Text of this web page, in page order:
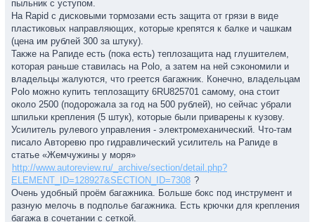
пыльник с уступом.
На Rapid с дисковыми тормозами есть защита от грязи в виде
пластиковых направляющих, которые крепятся к балке и чашкам
(цена им рублей 300 за штуку).
Также на Рапиде есть (пока есть) теплозащита над глушителем,
которая раньше ставилась на Polo, а затем на ней сэкономили и
владельцы жалуются, что греется багажник. Конечно, владельцам
Polo можно купить теплозащиту 6RU825701 самому, она стоит
около 2500 (подорожала за год на 500 рублей), но сейчас убрали
шпильки крепления (5 штук), которые были приварены к кузову.
Усилитель рулевого управления - электромеханический. Что-там
писало Авторевю про гидравлический усилитель на Рапиде в
статье «Жемчужины у моря»
http://www.autoreview.ru/_archive/section/detail.php?
ELEMENT_ID=128927&SECTION_ID=7308 ?
Очень удобный проём багажника. Больше бокс под инструмент и
разную мелочь в подполье багажника. Есть крючки для крепления
багажа в сочетании с сеткой.